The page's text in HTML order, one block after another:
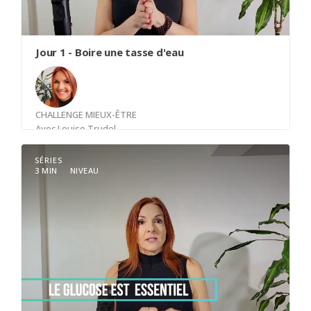
première heure, parce qu’après, on ne le sait que
trop bien, tout déboule, dérape et les hamsters
se remettent en fonction.
Jour 1 - Boire une tasse d'eau
CHALLENGE MIEUX-ÊTRE
AvecLouise Trudel
soit déshydraté. 1.5 litre par jour minimum.
Programmer son téléphone pour rappel.
"Boire une tasse d'eau"
SÉRIES
3 MIN
NIVEAU